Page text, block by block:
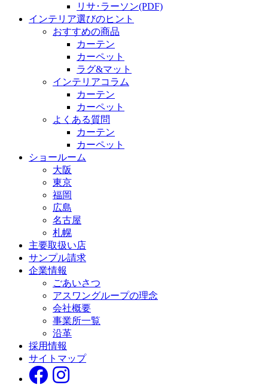
リサ･ラーソン(PDF)
インテリア選びのヒント
おすすめの商品
カーテン
カーペット
ラグ&マット
インテリアコラム
カーテン
カーペット
よくある質問
カーテン
カーペット
ショールーム
大阪
東京
福岡
広島
名古屋
札幌
主要取扱い店
サンプル請求
企業情報
ごあいさつ
アスワングループの理念
会社概要
事業所一覧
沿革
採用情報
サイトマップ